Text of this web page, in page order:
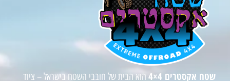
שטח אקסטרים 4×4 הוא הבית של חובבי השטח בישראל – ציוד